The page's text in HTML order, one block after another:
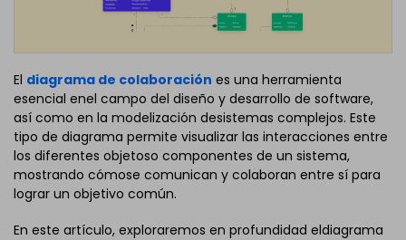
El diagrama de colaboración es una herramienta
esencial enel campo del diseño y desarrollo de software,
así como en la modelización desistemas complejos. Este
tipo de diagrama permite visualizar las interacciones entre
los diferentes objetoso componentes de un sistema,
mostrando cómose comunican y colaboran entre sí para
lograr un objetivo común.
En este artículo, exploraremos en profundidad eldiagrama